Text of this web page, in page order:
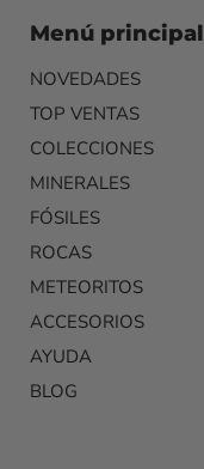
Menú principal
NOVEDADES
TOP VENTAS
COLECCIONES
MINERALES
FÓSILES
ROCAS
METEORITOS
ACCESORIOS
AYUDA
BLOG